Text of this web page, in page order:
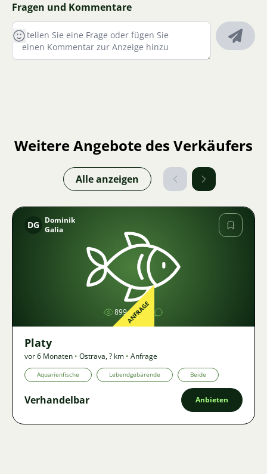
Fragen und Kommentare
Weitere Angebote des Verkäufers
Alle anzeigen
Bild
DG
Dominik
Galia
899 1
ANFRAGE
Platy
vor 6 Monaten • Ostrava,? km • Anfrage
Aquarienfische Lebendgebärende Beide
Verhandelbar Anbieten